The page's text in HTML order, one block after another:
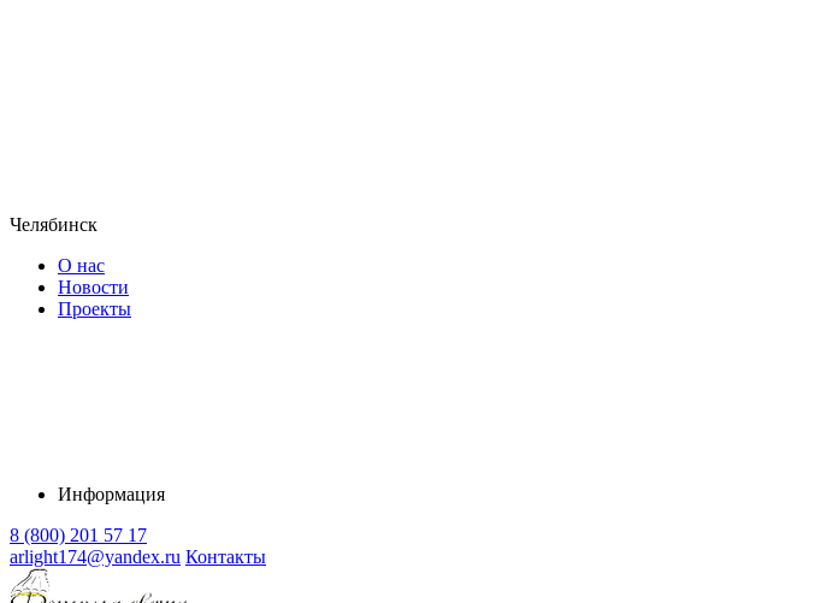
Челябинск
О нас
Новости
Проекты
Информация
8 (800) 201 57 17
arlight174@yandex.ru Контакты